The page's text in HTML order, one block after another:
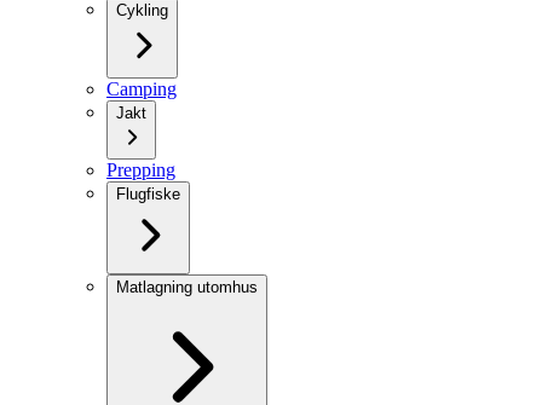
Cykling
Camping
Jakt
Prepping
Flugfiske
Matlagning utomhus